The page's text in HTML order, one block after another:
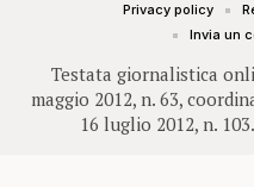
Testata giornalistica
maggio 2012, n. 63,
16 luglio 2012, n. 103.
Privacy policy
Invia un